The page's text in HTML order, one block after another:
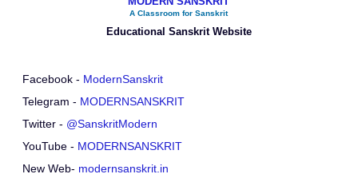
A Classroom for Sanskrit
Educational Sanskrit Website
Facebook - ModernSanskrit
Telegram - MODERNSANSKRIT
Twitter - @SanskritModern
YouTube - MODERNSANSKRIT
New Web- modernsanskrit.in